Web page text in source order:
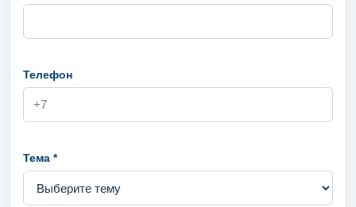
Телефон
Тема *